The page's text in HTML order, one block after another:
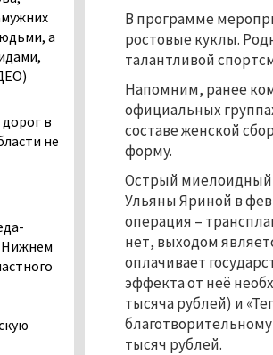
В программе
ростовые куклы.
талантливой
Напомним, ранее
официальных
составе женской
форму.
Острый миелоидный
Ульяны Яриной в
операция –
нет, выходом
оплачивает
эффекта от неё
тысяча рублей) и
тысяч рублей.
в
по
а
в
не
Нижнем